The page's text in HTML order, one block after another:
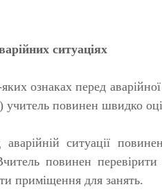
ситуаціях
ознаках перед
учитель повинен швидко
ситуації
повинен
приміщення для занять.